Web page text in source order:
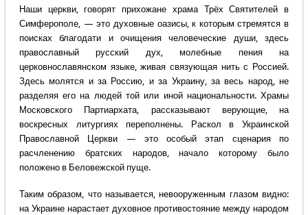
Наши церкви, говорят прихожане храма Трёх Святителей в
Симферополе, — это духовные оазисы, к которым стремятся в
поисках благодати и очищения человеческие души, здесь
православный русский дух, молебные пения на
церковнославянском языке, живая связующая нить с Россией.
Здесь молятся и за Россию, и за Украину, за весь народ, не
разделяя его на людей той или иной национальности. Храмы
Московского Партиархата, рассказывают верующие, на
воскресных литургиях переполнены. Раскол в Украинской
Православной Церкви — это особый этап сценария по
расчленению братских народов, начало которому было
положено в Беловежской пуще.
Таким образом, что называется, невооруженным глазом видно:
на Украине нарастает духовное противостояние между народом